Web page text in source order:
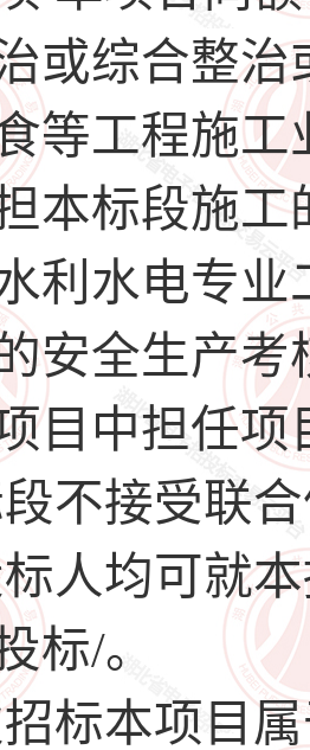
或综合整
等工程施
本标段施
利水电专
安全生产
目中担任项
不接受联
人均可就
标/。
标本项目